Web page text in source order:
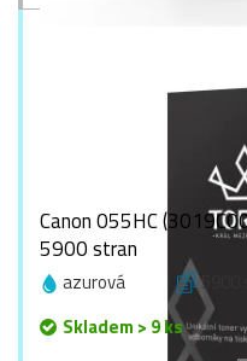
Canon 055HC
5900 stran
azurová 5900
Skladem > 9 ks